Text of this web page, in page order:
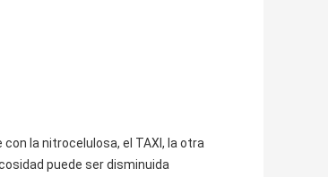
la nitrocelulosa, el TAXI, la otra
puede ser disminuida